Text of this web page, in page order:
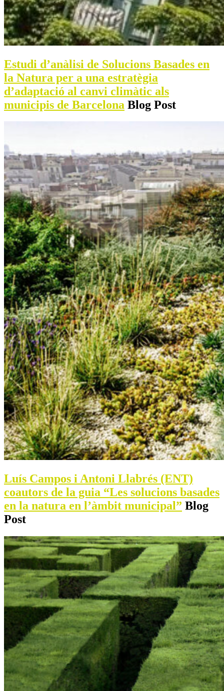
Estudi d’anàlisi de Solucions Basades en
la Natura per a una estratègia
d’adaptació al canvi climàtic als
municipis de Barcelona Blog Post
Luís Campos i Antoni Llabrés (ENT)
coautors de la guia “Les solucions basades
en la natura en l’àmbit municipal” Blog
Post